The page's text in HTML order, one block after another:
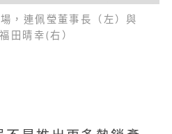
連佩瑩董事長（左）與
田晴幸(右）